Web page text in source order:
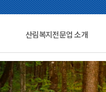
산림복지전문업 소개